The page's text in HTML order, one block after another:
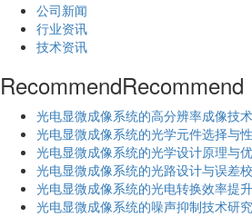
公司新闻
行业资讯
技术资讯
RecommendRecommend
光电显微成像系统的高分辨率成像技
光电显微成像系统的光学元件选择与
光电显微成像系统的光学设计原理与
光电显微成像系统的光路设计与误差
光电显微成像系统的光电转换效率提
光电显微成像系统的噪声抑制技术研究